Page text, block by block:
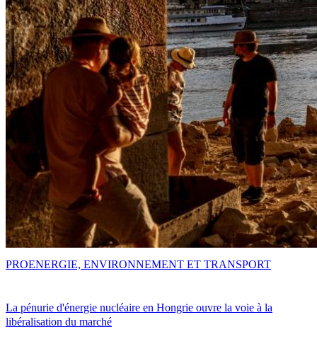
La pénurie d'énergie nucléaire en Hongrie ouvre la voie à la
libéralisation du marché
PROENERGIE, ENVIRONNEMENT ET TRANSPORT